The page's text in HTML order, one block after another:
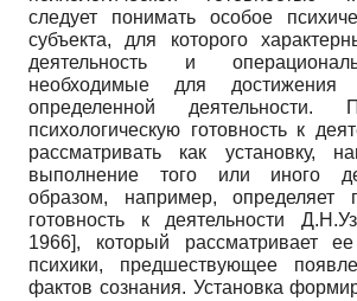
следует понимать особое
субъекта, для которого
деятельность и
необходимые для достижения
определенной деятельности.
психологическую готовность к
рассматривать как установку,
выполнение того или иного
образом, например, определяет
готовность к деятельности
1966], который рассматривает
психики, предшествующее
фактов сознания. Установка